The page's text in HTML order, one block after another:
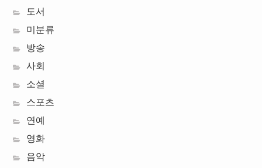
도서
미분류
방송
사회
소셜
스포츠
연예
영화
음악